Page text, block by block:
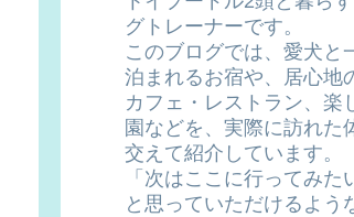
グトレーナーです。
このブログでは、愛犬と
泊まれるお宿や、居心地
カフェ・レストラン、楽
園などを、実際に訪れた
交えて紹介しています。
「次はここに行ってみた
と思っていただけるよう